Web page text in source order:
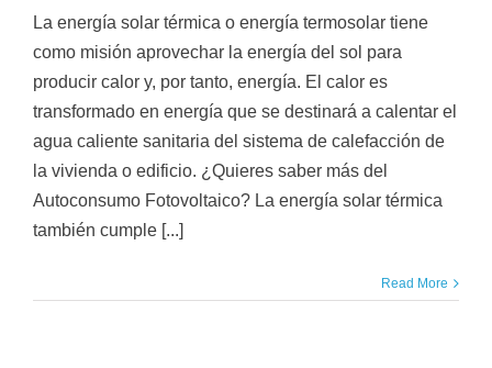
La energía solar térmica o energía termosolar tiene
como misión aprovechar la energía del sol para
producir calor y, por tanto, energía. El calor es
transformado en energía que se destinará a calentar el
agua caliente sanitaria del sistema de calefacción de
la vivienda o edificio. ¿Quieres saber más del
Autoconsumo Fotovoltaico? La energía solar térmica
también cumple [...]
Read More